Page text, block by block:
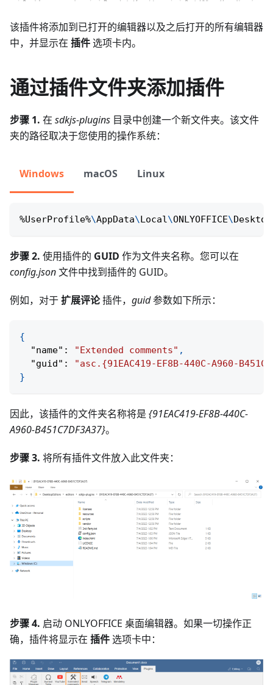
该插件将添加到已打开的编辑器以及之后打开的所有编辑器
中，并显示在 插件选项卡内。
通过插件文件夹添加插件
步骤 1. 在 sdkjs-plugins 目录中创建一个新文件夹。该文件
夹的路径取决于您使用的操作系统：
Windows macOS Linux
%UserProfile%\AppData\ Local\ONLYOFFICE\
步骤 2. 使用插件的 GUID 作为文件夹名称。您可以在
config.json文件中找到插件的 GUID。
例如，对于扩展评论插件， guid参数如下所示：
{
"name" : "Extended comments" ,
"guid" :
"asc.{91EAC419-EF8B-440C-A960-
}
因此，该插件的文件夹名称将是{91EAC419-EF8B-440C-
A960-B451C7DF3A37}。
步骤 3. 将所有插件文件放入此文件夹：
步骤 4. 启动 ONLYOFFICE 桌面编辑器。如果一切操作正
确，插件将显示在 插件选项卡中：